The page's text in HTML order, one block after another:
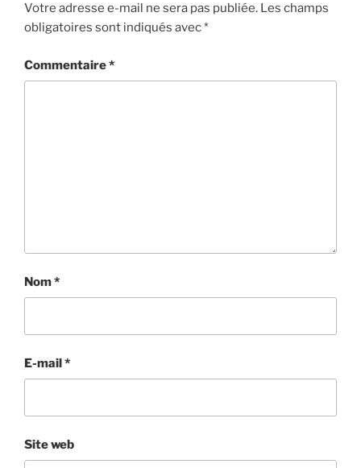
Votre adresse e-mail ne sera pas publiée. Les champs
obligatoires sont indiqués avec*
Commentaire*
Nom*
E-mail*
Site web